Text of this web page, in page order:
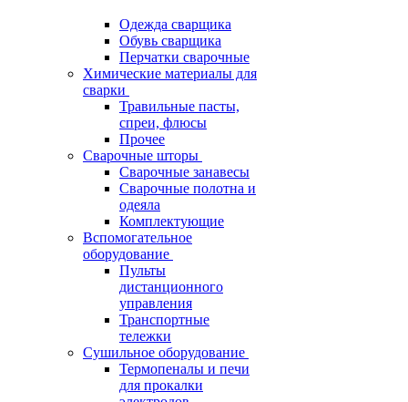
Одежда сварщика
Обувь сварщика
Перчатки сварочные
Химические материалы для
сварки
Травильные пасты,
спреи, флюсы
Прочее
Сварочные шторы
Сварочные занавесы
Сварочные полотна и
одеяла
Комплектующие
Вспомогательное
оборудование
Пульты
дистанционного
управления
Транспортные
тележки
Сушильное оборудование
Термопеналы и печи
для прокалки